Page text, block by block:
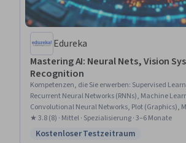
Edureka
Mastering AI: Neural Nets, Vision
Recognition
Kompetenzen, die Sie erwerben: Supervised
Recurrent Neural Networks (RNNs), Machine
Convolutional Neural Networks, Plot (Graphics),
Visualization, Probability & Statistics, Deep
Classification Algorithms, Artificial Intelligence,
★ 3.8 (8) · Mittel · Spezialisierung · 3–6 Monate
Status: Kostenloser Testzeitraum
Kostenloser Testzeitraum